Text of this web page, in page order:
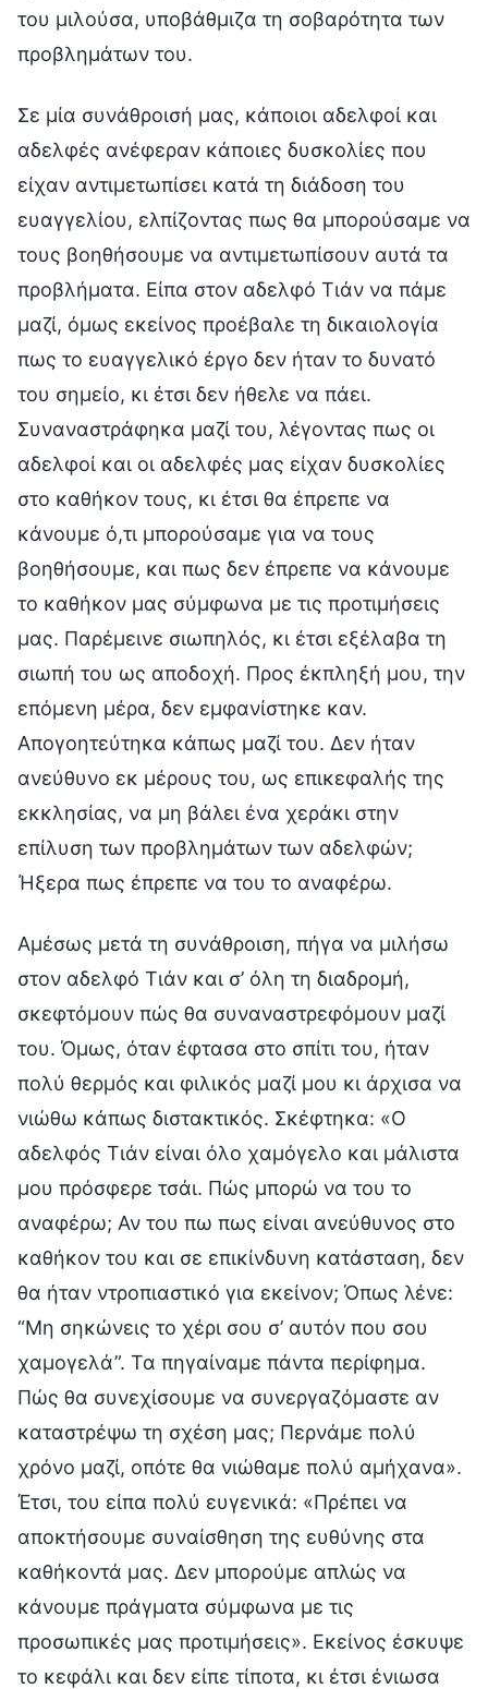
του μιλούσα, υποβάθμιζα τη σοβαρότητα των
προβλημάτων του.
Σε μία συνάθροισή μας, κάποιοι αδελφοί και
αδελφές ανέφεραν κάποιες δυσκολίες που
είχαν αντιμετωπίσει κατά τη διάδοση του
ευαγγελίου, ελπίζοντας πως θα μπορούσαμε να
τους βοηθήσουμε να αντιμετωπίσουν αυτά τα
προβλήματα. Είπα στον αδελφό Τιάν να πάμε
μαζί, όμως εκείνος προέβαλε τη δικαιολογία
πως το ευαγγελικό έργο δεν ήταν το δυνατό
του σημείο, κι έτσι δεν ήθελε να πάει.
Συναναστράφηκα μαζί του, λέγοντας πως οι
αδελφοί και οι αδελφές μας είχαν δυσκολίες
στο καθήκον τους, κι έτσι θα έπρεπε να
κάνουμε ό,τι μπορούσαμε για να τους
βοηθήσουμε, και πως δεν έπρεπε να κάνουμε
το καθήκον μας σύμφωνα με τις προτιμήσεις
μας. Παρέμεινε σιωπηλός, κι έτσι εξέλαβα τη
σιωπή του ως αποδοχή. Προς έκπληξή μου, την
επόμενη μέρα, δεν εμφανίστηκε καν.
Απογοητεύτηκα κάπως μαζί του. Δεν ήταν
ανεύθυνο εκ μέρους του, ως επικεφαλής της
εκκλησίας, να μη βάλει ένα χεράκι στην
επίλυση των προβλημάτων των αδελφών;
Ήξερα πως έπρεπε να του το αναφέρω.
Αμέσως μετά τη συνάθροιση, πήγα να μιλήσω
στον αδελφό Τιάν και σ’ όλη τη διαδρομή,
σκεφτόμουν πώς θα συναναστρεφόμουν μαζί
του. Όμως, όταν έφτασα στο σπίτι του, ήταν
πολύ θερμός και φιλικός μαζί μου κι άρχισα να
νιώθω κάπως διστακτικός. Σκέφτηκα: «Ο
αδελφός Τιάν είναι όλο χαμόγελο και μάλιστα
μου πρόσφερε τσάι. Πώς μπορώ να του το
αναφέρω; Αν του πω πως είναι ανεύθυνος στο
καθήκον του και σε επικίνδυνη κατάσταση, δεν
θα ήταν ντροπιαστικό για εκείνον; Όπως λένε:
“Μη σηκώνεις το χέρι σου σ’ αυτόν που σου
χαμογελά”. Τα πηγαίναμε πάντα περίφημα.
Πώς θα συνεχίσουμε να συνεργαζόμαστε αν
καταστρέψω τη σχέση μας; Περνάμε πολύ
χρόνο μαζί, οπότε θα νιώθαμε πολύ αμήχανα».
Έτσι, του είπα πολύ ευγενικά: «Πρέπει να
αποκτήσουμε συναίσθηση της ευθύνης στα
καθήκοντά μας. Δεν μπορούμε απλώς να
κάνουμε πράγματα σύμφωνα με τις
προσωπικές μας προτιμήσεις». Εκείνος έσκυψε
το κεφάλι και δεν είπε τίποτα, κι έτσι ένιωσα